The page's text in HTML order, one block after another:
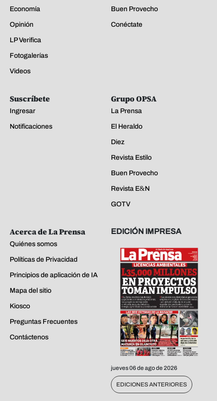
Economía
Opinión
LP Verifica
Fotogalerías
Videos
Buen Provecho
Conéctate
Suscríbete
Ingresar
Notificaciones
Grupo OPSA
La Prensa
El Heraldo
Diez
Revista Estilo
Buen Provecho
Revista E&N
GOTV
Acerca de La Prensa
Quiénes somos
Políticas de Privacidad
Principios de aplicación de IA
Mapa del sitio
Kiosco
Preguntas Frecuentes
Contáctenos
EDICIÓN IMPRESA
jueves 06 de ago de 2026
EDICIONES ANTERIORES